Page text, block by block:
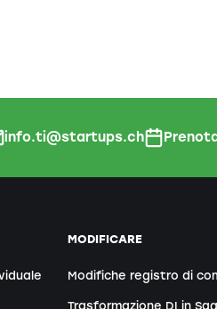
info.ti@startups.ch
MODIFICARE
Modifiche registro di
Trasformazione DI in Sagl